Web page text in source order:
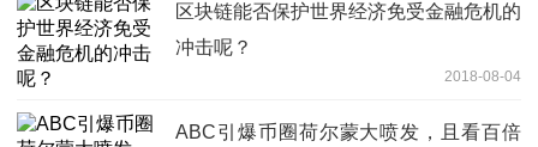
区块链能否保护世界经济免受金融危机的
冲击呢？
2018-08-04
ABC引爆币圈荷尔蒙大喷发，且看百倍